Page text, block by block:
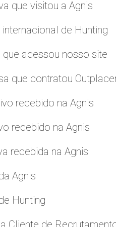
que visitou a Agnis
de Hunting
que acessou nosso site
que contratou
recebido na Agnis
recebido na Agnis
recebida na Agnis
Agnis
Hunting
Cliente de